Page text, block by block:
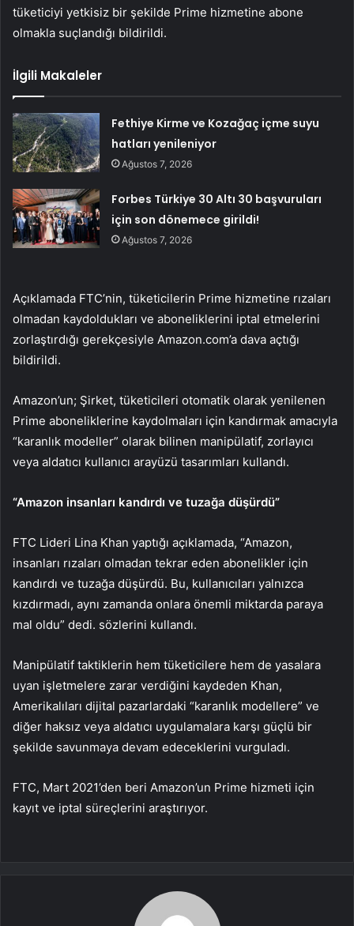
tüketiciyi yetkisiz bir şekilde Prime hizmetine abone
olmakla suçlandığı bildirildi.
İlgili Makaleler
Fethiye Kirme ve Kozağaç içme suyu
hatları yenileniyor
Ağustos 7, 2026
Forbes Türkiye 30 Altı 30 başvuruları
için son dönemece girildi!
Ağustos 7, 2026
Açıklamada FTC’nin, tüketicilerin Prime hizmetine rızaları
olmadan kaydoldukları ve aboneliklerini iptal etmelerini
zorlaştırdığı gerekçesiyle Amazon.com’a dava açtığı
bildirildi.
Amazon’un; Şirket, tüketicileri otomatik olarak yenilenen
Prime aboneliklerine kaydolmaları için kandırmak amacıyla
“karanlık modeller” olarak bilinen manipülatif, zorlayıcı
veya aldatıcı kullanıcı arayüzü tasarımları kullandı.
“Amazon insanları kandırdı ve tuzağa düşürdü”
FTC Lideri Lina Khan yaptığı açıklamada, “Amazon,
insanları rızaları olmadan tekrar eden abonelikler için
kandırdı ve tuzağa düşürdü. Bu, kullanıcıları yalnızca
kızdırmadı, aynı zamanda onlara önemli miktarda paraya
mal oldu” dedi. sözlerini kullandı.
Manipülatif taktiklerin hem tüketicilere hem de yasalara
uyan işletmelere zarar verdiğini kaydeden Khan,
Amerikalıları dijital pazarlardaki “karanlık modellere” ve
diğer haksız veya aldatıcı uygulamalara karşı güçlü bir
şekilde savunmaya devam edeceklerini vurguladı.
FTC, Mart 2021’den beri Amazon’un Prime hizmeti için
kayıt ve iptal süreçlerini araştırıyor.